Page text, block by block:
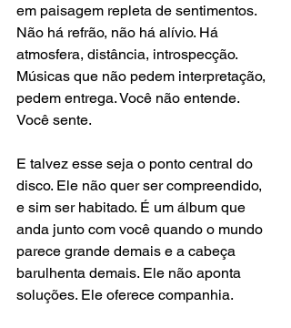
em paisagem repleta de sentimentos.
Não há refrão, não há alívio. Há
atmosfera, distância, introspecção.
Músicas que não pedem interpretação,
pedem entrega. Você não entende.
Você sente.
E talvez esse seja o ponto central do
disco. Ele não quer ser compreendido,
e sim ser habitado. É um álbum que
anda junto com você quando o mundo
parece grande demais e a cabeça
barulhenta demais. Ele não aponta
soluções. Ele oferece companhia.